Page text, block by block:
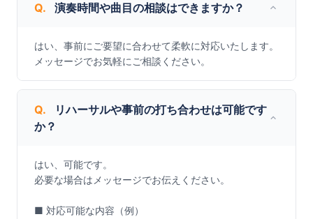
Q. 演奏時間や曲目の相談はできますか？
はい、事前にご要望に合わせて柔軟に対応いたします。
メッセージでお気軽にご相談ください。
Q.
リハーサルや事前の打ち合わせは可能です
か？
はい、可能です。
必要な場合はメッセージでお伝えください。
■ 対応可能な内容（例）